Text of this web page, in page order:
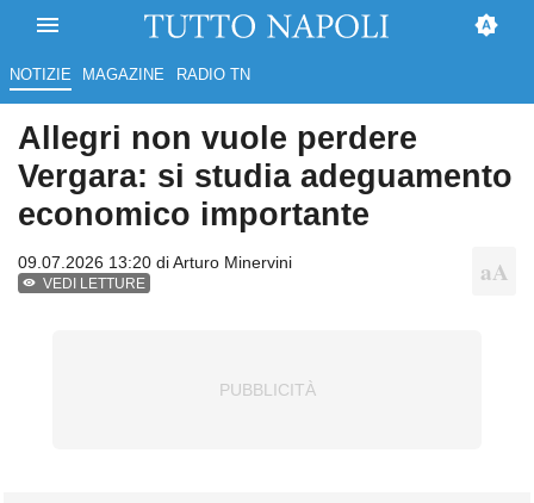
NOTIZIE MAGAZINE RADIO TN
Allegri non vuole perdere
Vergara: si studia adeguamento
economico importante
09.07.2026 13:20 diArturo Minervini
VEDI LETTURE